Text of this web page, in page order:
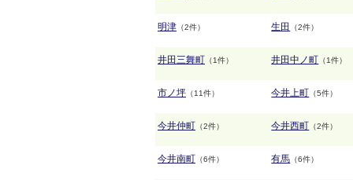
明津 （2件） 生田 （2件）
井田三舞町 （1件） 井田中ノ町 （1件）
市ノ坪 （11件） 今井上町 （5件）
今井仲町 （2件） 今井西町 （2件）
今井南町 （6件） 有馬 （6件）